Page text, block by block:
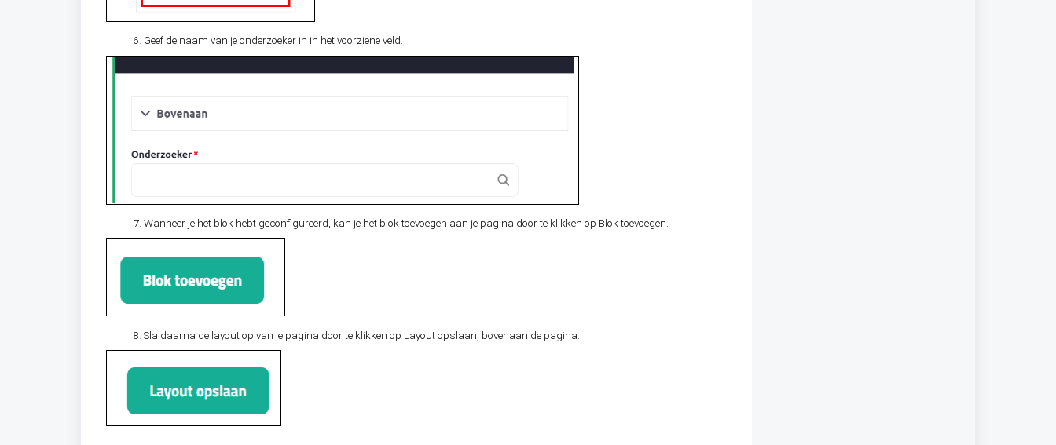
Geef de naam van je onderzoeker in in het voorziene veld.
Wanneer je het blok hebt geconfigureerd, kan je het blok toevoegen aan je pagina door te klikken op Blok toevoegen.
Sla daarna de layout op van je pagina door te klikken op Layout opslaan, bovenaan de pagina.